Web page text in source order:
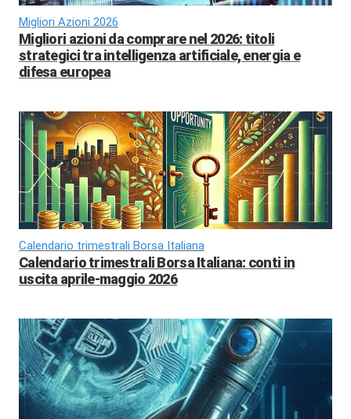
Migliori Azioni 2026
Migliori azioni da comprare nel 2026: titoli
strategici tra intelligenza artificiale, energia e
difesa europea
Calendario trimestrali Borsa Italiana
Calendario trimestrali Borsa Italiana: conti in
uscita aprile-maggio 2026